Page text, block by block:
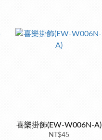
喜樂掛飾(EW-W006N-A)
NT$45